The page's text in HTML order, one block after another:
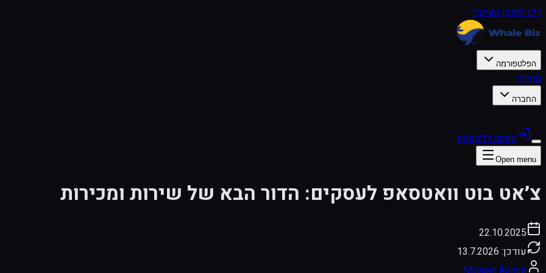
דלג לתוכן העיקרי
הפלטפורמה
מחירון
החברה
כניסה ללקוחות
Open menu
צ׳אט בוט וואטסאפ לעסקים: הדור הבא של שירות ומכירות
22.10.2025
עודכן: 13.7.2026